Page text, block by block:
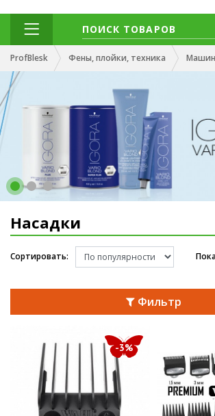
ProfBlesk Фены, плойки, техника
Насадки
Сортировать:
Фильтр
-3%